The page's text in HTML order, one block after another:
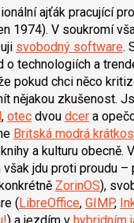
ajťák pracující
1974). V soukromí
svobodný software.
o technologiích a
pokud chci něco
nějakou zkušenost.
, otecdvou dcera
Britská modrá
a kulturu obecně.
však jdu proti proudu –
ZorinOS),
(LibreOffice, GIMP,
) a jezdím v hybridním